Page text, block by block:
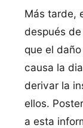
Más tarde,
después
que el
causa la
derivar la
ellos.
a esta